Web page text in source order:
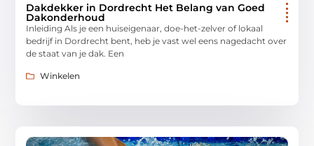
Dakdekker in Dordrecht Het Belang van Goed
Dakonderhoud
Inleiding Als je een huiseigenaar, doe-het-zelver of lokaal
bedrijf in Dordrecht bent, heb je vast wel eens nagedacht over
de staat van je dak. Een
Winkelen